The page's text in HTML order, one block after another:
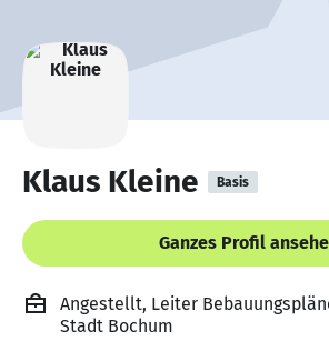
Klaus Kleine Basis
Ganzes Profil
Angestellt, Leiter
Stadt Bochum